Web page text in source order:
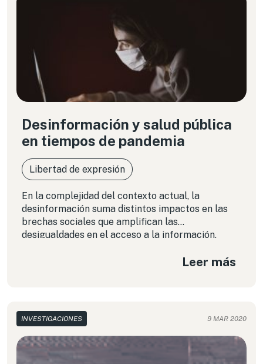
Desinformación y salud pública
en tiempos de pandemia
Libertad de expresión
En la complejidad del contexto actual, la
desinformación suma distintos impactos en las
brechas sociales que amplifican las
desigualdades en el acceso a la información,
Leer más
INVESTIGACIONES 9 MAR 2020